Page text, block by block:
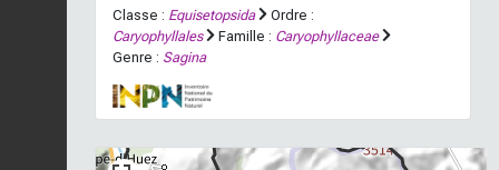
Classe : Equisetopsida
Ordre :
Caryophyllales
Famille : Caryophyllaceae
Genre : Sagina